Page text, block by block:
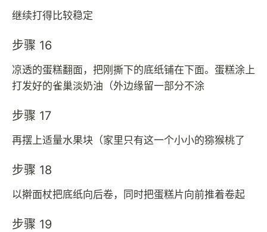
继续打得比较稳定
步骤 16
凉透的蛋糕翻面，把刚撕下的底纸铺在下面。蛋糕涂上
打发好的雀巢淡奶油（外边缘留一部分不涂
步骤 17
再摆上适量水果块（家里只有这一个小小的猕猴桃了
步骤 18
以擀面杖把底纸向后卷，同时把蛋糕片向前推着卷起
步骤 19